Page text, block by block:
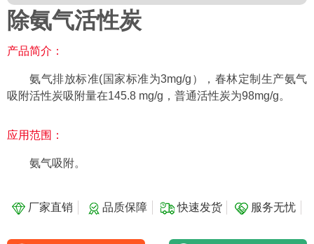
除氨气活性炭
产品简介：
氨气排放标准(国家标准为3mg/g），春林定制生产氨气
吸附活性炭吸附量在145.8 mg/g，普通活性炭为98mg/g。
应用范围：
氨气吸附。
厂家直销 品质保障 快速发货 服务无忧